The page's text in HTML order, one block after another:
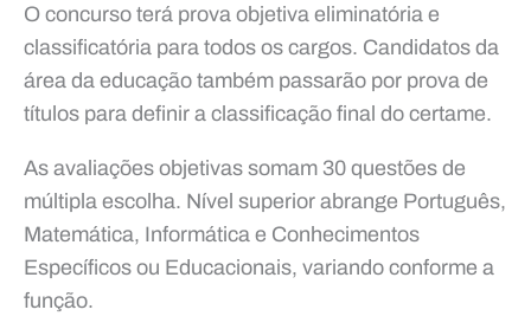
O concurso terá prova objetiva eliminatória e
classificatória para todos os cargos. Candidatos da
área da educação também passarão por prova de
títulos para definir a classificação final do certame.
As avaliações objetivas somam 30 questões de
múltipla escolha. Nível superior abrange Português,
Matemática, Informática e Conhecimentos
Específicos ou Educacionais, variando conforme a
função.